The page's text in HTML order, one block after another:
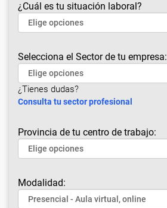
¿Cuál es tu situación laboral?
Selecciona el Sector de tu empresa:
¿Tienes dudas?
Consulta tu sector profesional
Provincia de tu centro de trabajo:
Modalidad: